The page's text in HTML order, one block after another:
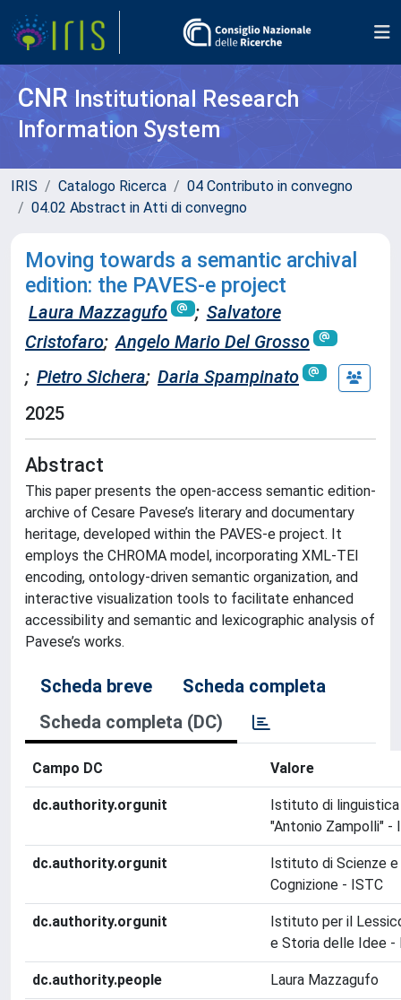
CNR Institutional Research
Information System
IRIS Catalogo Ricerca
04 Contributo in convegno
04.02 Abstract in Atti di convegno
Moving towards a semantic archival
edition: the PAVES-e project
Laura Mazzagufo ; Salvatore
Cristofaro; Angelo Mario Del Grosso
; Pietro Sichera; Daria Spampinato
2025
Abstract
This paper presents the open-access semantic edition-
archive of Cesare Pavese’s literary and documentary
heritage, developed within the PAVES-e project. It
employs the CHROMA model, incorporating XML-TEI
encoding, ontology-driven semantic organization, and
interactive visualization tools to facilitate enhanced
accessibility and semantic and lexicographic analysis of
Pavese’s works.
Scheda breve
Scheda completa
Scheda completa (DC)
Campo DC Valore
dc.authority.orgunit
Istituto di
"Antonio Zampolli" -
dc.authority.orgunit
Istituto di Scienze
Cognizione - ISTC
dc.authority.orgunit
Istituto per il
e Storia delle Idee -
dc.authority.people Laura Mazzagufo